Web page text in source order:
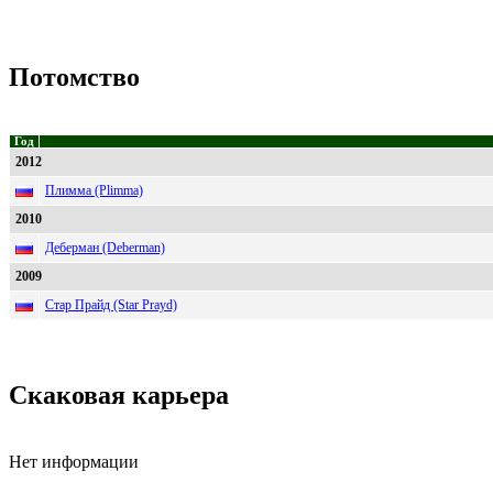
Потомство
Год
2012
Плимма (Plimma)
2010
Деберман (Deberman)
2009
Стар Прайд (Star Prayd)
Скаковая карьера
Нет информации